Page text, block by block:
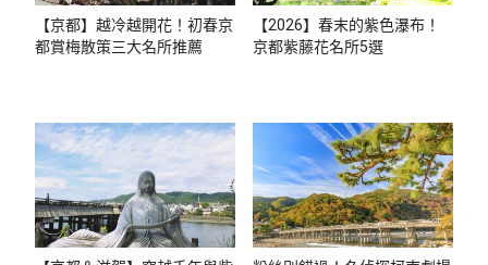
【京都】越冷越開花！初春京
都賞梅散策三大名所推薦
【2026】春末的紫色瀑布！
京都紫藤花名所5選